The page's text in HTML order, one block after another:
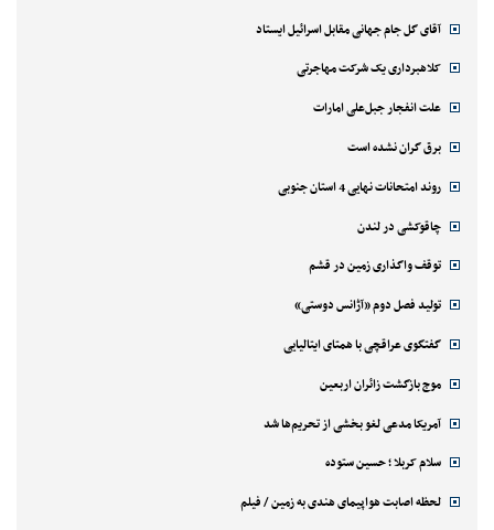
آقای گل جام جهانی مقابل اسرائیل ایستاد
کلاهبرداری یک شرکت مهاجرتی
علت انفجار جبل‌علی امارات
برق گران نشده است
روند امتحانات نهایی 4 استان جنوبی
چاقوکشی در لندن
توقف واگذاری زمین در قشم
تولید فصل دوم «آژانس دوستی»
گفتگوی عراقچی با همتای ایتالیایی
موج بازگشت زائران اربعین
آمریکا مدعی لغو بخشی از تحریم‌ها شد
سلام کربلا ؛ حسین ستوده
لحظه اصابت هواپیمای هندی به زمین / فیلم